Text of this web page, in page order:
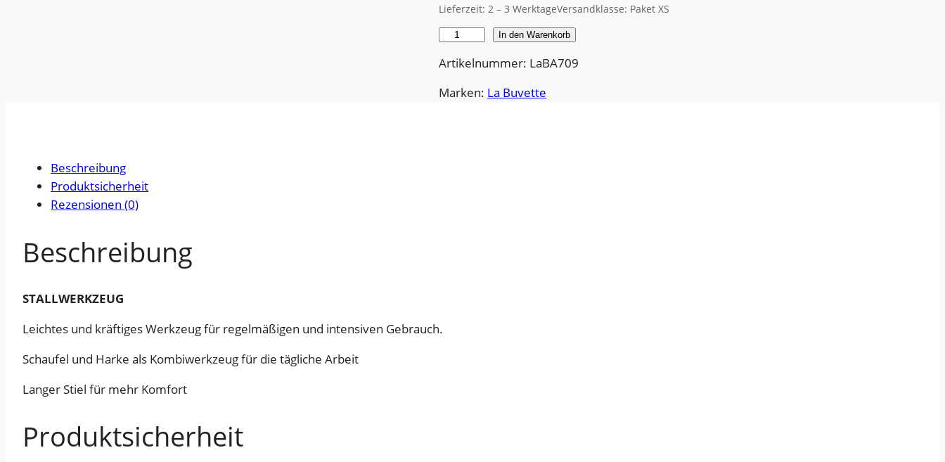
Lieferzeit: 2 – 3 WerktageVersandklasse: Paket XS
s
t
In den Warenkorb
Artikelnummer: LaBA709
Marken: La Buvette
Beschreibung
Produktsicherheit
Rezensionen (0)
Beschreibung
STALLWERKZEUG
Leichtes und kräftiges Werkzeug für regelmäßigen und intensiven Gebrauch.
Schaufel und Harke als Kombiwerkzeug für die tägliche Arbeit
Langer Stiel für mehr Komfort
Produktsicherheit